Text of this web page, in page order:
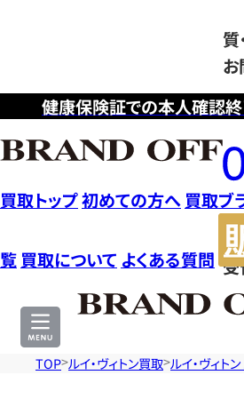
健康保険証での本人確認
質
フ
リ
ー
ダ
イ
ヤ
ル
買取トップ初めての方へ 買取ブ
覧 買取について よくある質問
TOP ルイ・ヴィトン買取 ルイ・ヴィト